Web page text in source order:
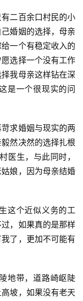
二百余口村民的小
婚姻的选择，母亲
一个有稳定收入的
选择一个没有工作
我母亲这样钻在深
是一个很现实的问
求婚姻与现实的两
然决然的选择扎根
医生，与此同时，
娘，因为母亲结婚
这个近似义务的工
，如果真的是那样
了，更加不可能有
地带，道路崎岖陡
坡，如果没有老天